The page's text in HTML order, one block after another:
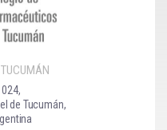
de Tucumán,